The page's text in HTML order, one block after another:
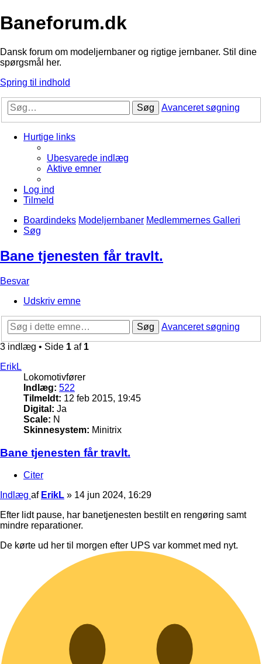
Baneforum.dk
Dansk forum om modeljernbaner og rigtige jernbaner. Stil dine
spørgsmål her.
Spring til indhold
Søg Avanceret søgning
Hurtige links
Ubesvarede indlæg
Aktive emner
Log ind
Tilmeld
Boardindeks Modeljernbaner Medlemmernes Galleri
Søg
Bane tjenesten får travlt.
Besvar
Udskriv emne
Søg
Avanceret søgning
3 indlæg • Side 1 af 1
ErikL
Lokomotivfører
Indlæg: 522
Tilmeldt: 12 feb 2015, 19:45
Digital: Ja
Scale: N
Skinnesystem: Minitrix
Bane tjenesten får travlt.
Citer
Indlæg af ErikL » 14 jun 2024, 16:29
Efter lidt pause, har banetjenesten bestilt en rengøring samt
mindre reparationer.
De kørte ud her til morgen efter UPS var kommet med nyt.